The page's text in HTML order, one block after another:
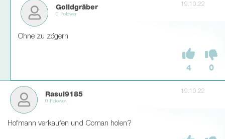
Golldgräber
0 Follower
19.10.22
Ohne zu zögern
4 0
Rasul9185
0 Follower
19.10.22
Hofmann verkaufen und Coman holen?